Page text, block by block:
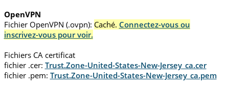
OpenVPN
Fichier OpenVPN (.ovpn): Caché. Connectez-vous ou
inscrivez-vous pour voir.
Fichiers CA certificat
fichier .cer: Trust.Zone-United-States-New-Jersey_ca.cer
fichier .pem: Trust.Zone-United-States-New-Jersey_ca.pem